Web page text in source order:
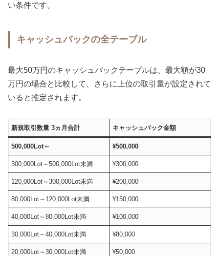
い条件です。
キャッシュバックの全テーブル
最大50万円のキャッシュバックテーブルは、最大額が30
万円の場合と比較して、さらに上位の取引量が設定されて
いると推定されます。
新規取引数量 3ヵ月合計 キャッシュバック金額
500,000Lot～ ¥500,000
300,000Lot～500,000Lot未満 ¥300,000
120,000Lot～300,000Lot未満 ¥200,000
80,000Lot～120,000Lot未満 ¥150,000
40,000Lot～80,000Lot未満 ¥100,000
30,000Lot～40,000Lot未満 ¥80,000
20,000Lot～30,000Lot未満 ¥50,000